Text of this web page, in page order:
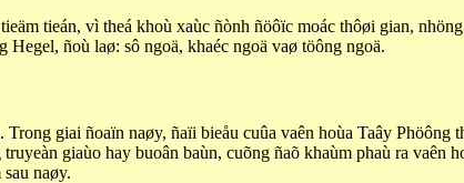
tieán, vì theá khoù xaùc ñònh ñöôïc moác thôøi gian,
Hegel, ñoù laø: sô ngoä, khaéc ngoä vaø töông ngoä.
giai ñoaïn naøy, ñaïi bieåu cuûa vaên hoùa Taây Phöông
giaùo hay buoân baùn, cuõng ñaõ khaùm phaù ra vaên
naøy.